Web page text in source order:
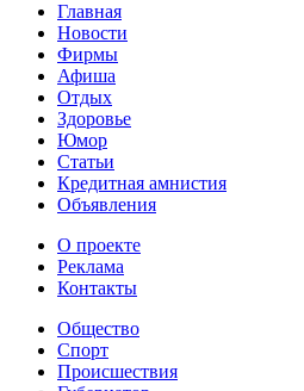
Главная
Новости
Фирмы
Афиша
Отдых
Здоровье
Юмор
Статьи
Кредитная амнистия
Объявления
О проекте
Реклама
Контакты
Общество
Спорт
Происшествия